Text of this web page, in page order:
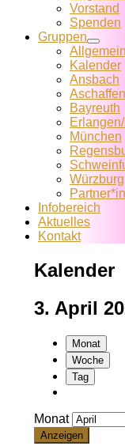
Vorstand
Spenden
Gruppen
Allgemein
Kalender
Ansbach
Bayreuth
München
Würzburg
Infobereich
Aktuelles
Kontakt
Kalender
3. April
Monat
Woche
Tag
Monat